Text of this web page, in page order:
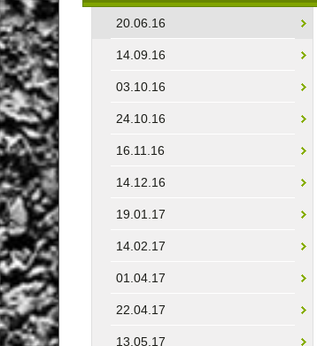
20.06.16
14.09.16
03.10.16
24.10.16
16.11.16
14.12.16
19.01.17
14.02.17
01.04.17
22.04.17
13.05.17